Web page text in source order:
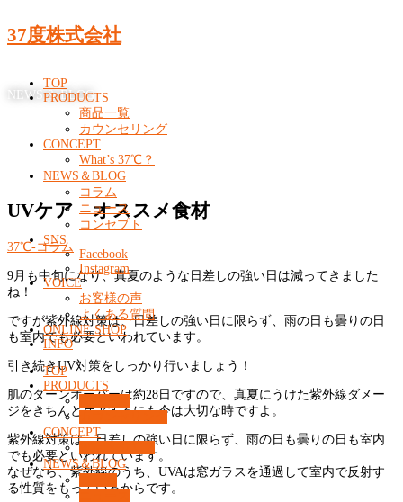
37度株式会社
TOP
PRODUCTS
商品一覧
カウンセリング
CONCEPT
What’s 37℃？
NEWS＆BLOG
コラム
ニュース
コンセプト
SNS
Facebook
Instagram
VOICE
お客様の声
よくある質問
ONLINE SHOP
INFO
TOP
PRODUCTS
CONCEPT
NEWS＆BLOG
NEWS & BLOG
UVケア オススメ食材
37℃-コラム
9月も中旬になり、真夏のような日差しの強い日は減ってきました
ね！
ですが紫外線対策は、日差しの強い日に限らず、雨の日も曇りの日
も室内でも必要といわれています。
引き続きUV対策をしっかり行いましょう！
肌のターンオーバーは約28日ですので、真夏にうけた紫外線ダメー
ジをきちんとケアするにも今は大切な時ですよ。
紫外線対策は、日差しの強い日に限らず、雨の日も曇りの日も室内
でも必要といわれています。
なぜなら、紫外線のうち、UVAは窓ガラスを通過して室内で反射す
る性質をもっているからです。